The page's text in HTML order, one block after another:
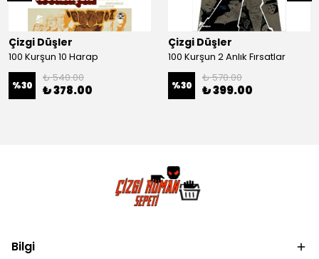
Çizgi Düşler
100 Kurşun 10 Harap
%30
₺ 540.00
₺ 378.00
Çizgi Düşler
100 Kurşun 2 Anlık Fırsatlar
%30
₺ 570.00
₺ 399.00
Bilgi